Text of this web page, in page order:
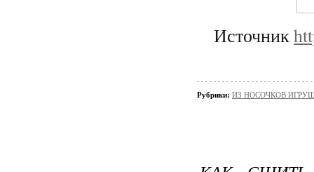
Источник
Рубрики: ИЗ НОСОЧКОВ